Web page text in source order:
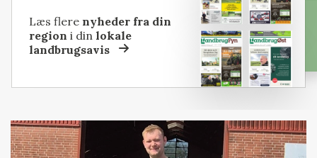
Læs flere nyheder fra din
region i dinlokale
landbrugsavis